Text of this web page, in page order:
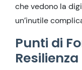
che vedono la
un’inutile
Punti di